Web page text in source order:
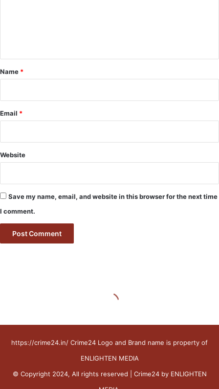
https://crime24.in/ Crime24 Logo and Brand name is property of
ENLIGHTEN MEDIA
© Copyright 2024, All rights reserved | Crime24 by ENLIGHTEN